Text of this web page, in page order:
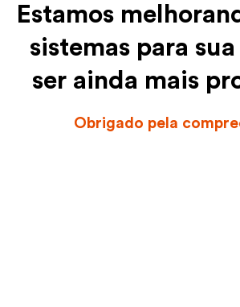
Estamos
sistemas para sua
ser ainda mais
Obrigado pela